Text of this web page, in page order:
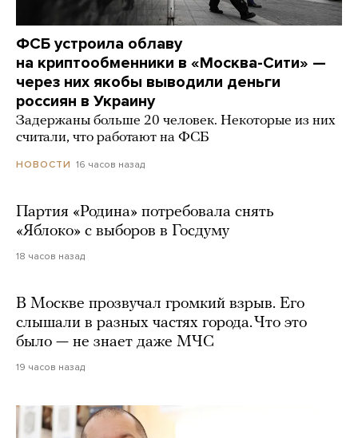
ФСБ устроила облаву
на криптообменники в «Москва-Сити» —
через них якобы выводили деньги
россиян в Украину
Задержаны больше 20 человек. Некоторые из них
считали, что работают на ФСБ
НОВОСТИ 16 часов назад
Партия «Родина» потребовала снять
«Яблоко» с выборов в Госдуму
18 часов назад
В Москве прозвучал громкий взрыв. Его
слышали в разных частях города. Что это
было — не знает даже МЧС
19 часов назад